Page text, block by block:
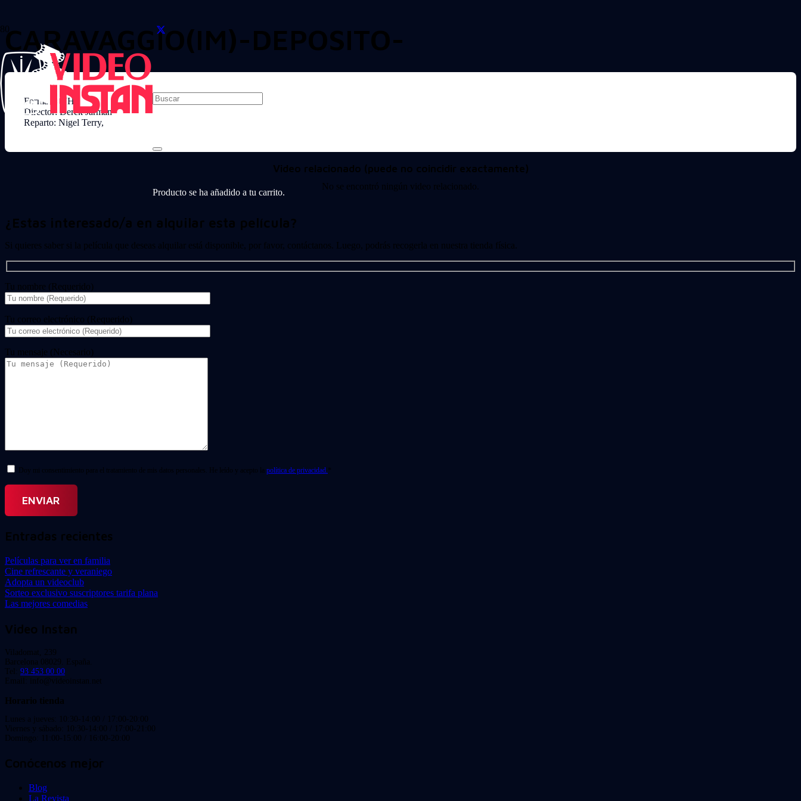
Producto se ha añadido a tu carrito.
CARAVAGGIO(IM)-DEPOSITO-
Formato: VHS
Director: Derek Jarman
Reparto: Nigel Terry,
Video relacionado (puede no coincidir exactamente)
No se encontró ningún video relacionado.
¿Estas interesado/a en alquilar esta película?
Si quieres saber si la película que deseas alquilar está disponible, por favor, contáctanos. Luego, podrás recogerla en nuestra tienda física.
Tu nombre (Requerido)
Tu correo electrónico (Requerido)
Tu mensaje (Necesario)
Doy mi consentimiento para el tratamiento de mis datos personales. He leído y acepto la política de privacidad. *
Entradas recientes
Películas para ver en familia
Cine refrescante y veraniego
Adopta un videoclub
Sorteo exclusivo suscriptores tarifa plana
Las mejores comedias
Video Instan
Viladomat, 239
Barcelona 08029. España.
Tel: 93 453 00 00
Email: info@videoinstan.net
Horario tienda
Lunes a jueves: 10:30-14:00 / 17:00-20:00
Viernes y sábado: 10:30-14:00 / 17:00-21:00
Domingo: 11:00-15:00 / 16:00-20:00
Conócenos mejor
Blog
La Revista